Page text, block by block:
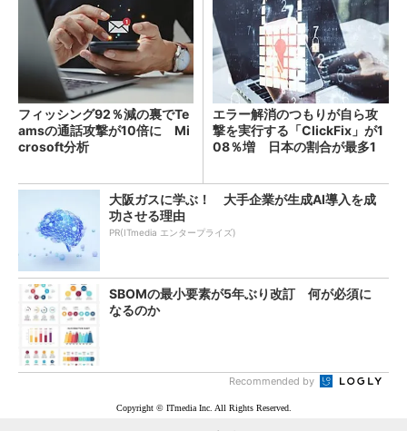
フィッシング92％減の裏でTe
amsの通話攻撃が10倍に Mi
crosoft分析
エラー解消のつもりが自ら攻
撃を実行する「ClickFix」が1
08％増 日本の割合が最多1
大阪ガスに学ぶ！ 大手企業が生成AI導入を成
功させる理由
PR(ITmedia エンタープライズ)
SBOMの最小要素が5年ぶり改訂 何が必須に
なるのか
Recommended by
Copyright © ITmedia Inc. All Rights Reserved.